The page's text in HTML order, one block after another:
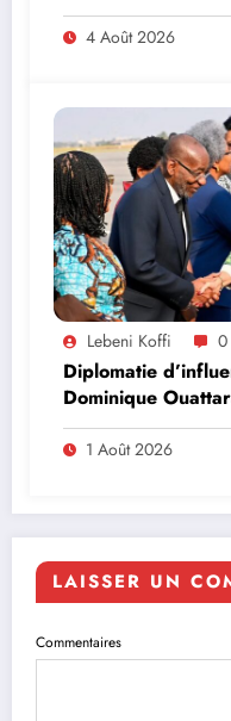
4 Août 2026
Lebeni Koffi 0
Diplomatie
Dominique
leadership
Afrique
1 Août 2026
LAISSER UN
Commentaires